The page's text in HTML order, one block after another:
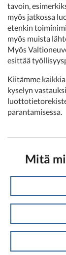
tavoin,
myös jatkossa
etenkin
myös muista
Myös
esittää
Kiitämme
kyselyn
parantamisessa.
Mitä